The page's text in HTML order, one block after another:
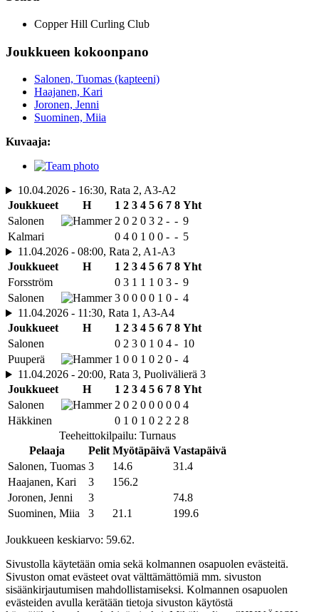
Copper Hill Curling Club
Joukkueen kokoonpano
Salonen, Tuomas (kapteeni)
Haajanen, Kari
Joronen, Jenni
Suominen, Miia
Kuvaaja:
10.04.2026 - 16:30, Rata 2, A3-A2
Joukkueet
H 1 2 3 4 5 6 7 8 Yht
Salonen
2 0 2 0 3 2 - - 9
Kalmari
0 4 0 1 0 0 - - 5
11.04.2026 - 08:00, Rata 2, A1-A3
Joukkueet
H 1 2 3 4 5 6 7 8 Yht
Forsström
0 3 1 1 1 0 3 - 9
Salonen
3 0 0 0 0 1 0 - 4
11.04.2026 - 11:30, Rata 1, A3-A4
Joukkueet
H 1 2 3 4 5 6 7 8 Yht
Salonen
0 2 3 0 1 0 4 - 10
Puuperä
1 0 0 1 0 2 0 - 4
11.04.2026 - 20:00, Rata 3, Puolivälierä 3
Joukkueet
H 1 2 3 4 5 6 7 8 Yht
Salonen
2 0 2 0 0 0 0 0 4
Häkkinen
0 1 0 1 0 2 2 2 8
Teeheittokilpailu: Turnaus
Pelaaja
Pelit Myötäpäivä Vastapäivä
Salonen, Tuomas 3 14.6
31.4
Haajanen, Kari
3
156.2
Joronen, Jenni
3
74.8
Suominen, Miia
3 21.1 199.6
Joukkueen keskiarvo: 59.62.
Sivustolla käytetään omia sekä kolmannen osapuolen evästeitä.
Sivuston omat evästeet ovat välttämättömiä mm. sivuston
sisäänkirjautumisen mahdollistamiseksi. Kolmannen osapuolen
evästeiden avulla kerätään tietoja sivuston käytöstä